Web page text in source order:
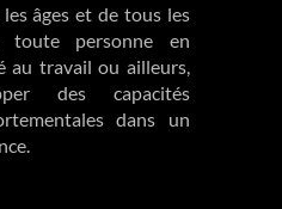
âges et de tous les
toute personne en
au travail ou ailleurs,
des capacités
dans un